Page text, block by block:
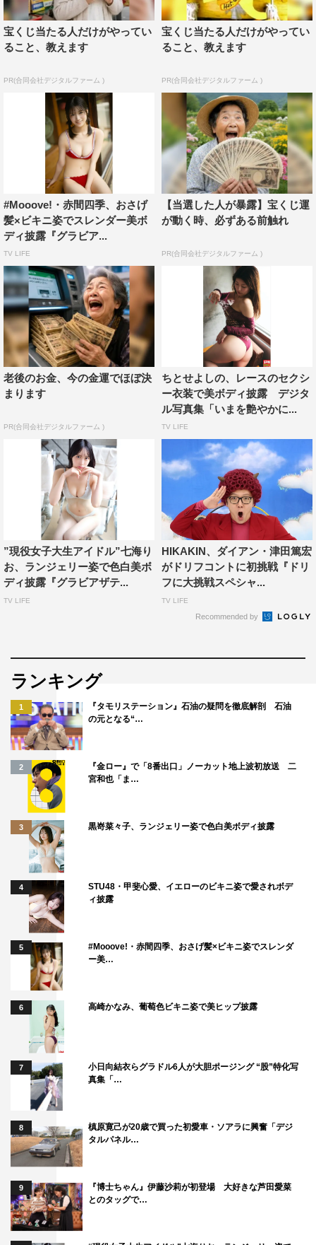
宝くじ当たる人だけがやってい
ること、教えます
PR(合同会社デジタルファーム )
宝くじ当たる人だけがやってい
ること、教えます
PR(合同会社デジタルファーム )
#Mooove!・赤間四季、おさげ
髪×ビキニ姿でスレンダー美ボ
ディ披露『グラビア...
TV LIFE
【当選した人が暴露】宝くじ運
が動く時、必ずある前触れ
PR(合同会社デジタルファーム )
老後のお金、今の金運でほぼ決
まります
PR(合同会社デジタルファーム )
ちとせよしの、レースのセクシ
ー衣装で美ボディ披露 デジタ
ル写真集「いまを艶やかに...
TV LIFE
”現役女子大生アイドル”七海り
お、ランジェリー姿で色白美ボ
ディ披露『グラビアザテ...
TV LIFE
HIKAKIN、ダイアン・津田篤宏
がドリフコントに初挑戦『ドリ
フに大挑戦スペシャ...
TV LIFE
Recommended by
ランキング
1
『タモリステーション』石油の疑問を徹底解剖 石油
の元となる“…
2
『金ロー』で「8番出口」ノーカット地上波初放送 二
宮和也「ま…
3 黒嵜菜々子、ランジェリー姿で色白美ボディ披露
4
STU48・甲斐心愛、イエローのビキニ姿で愛されボデ
ィ披露
5
#Mooove!・赤間四季、おさげ髪×ビキニ姿でスレンダ
ー美…
6 高崎かなみ、葡萄色ビキニ姿で美ヒップ披露
7
小日向結衣らグラドル6人が大胆ポージング “股”特化写
真集「…
8
槙原寛己が20歳で買った初愛車・ソアラに興奮「デジ
タルパネル…
9
『博士ちゃん』伊藤沙莉が初登場 大好きな芦田愛菜
とのタッグで…